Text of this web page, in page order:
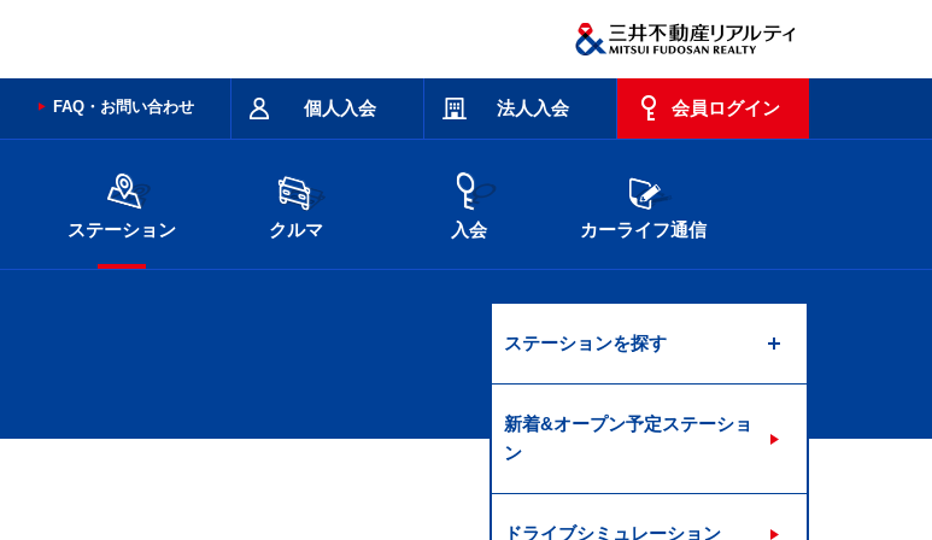
個人入会 法人入会 会員ログイン
FAQ・お問い合わせ
ステーション クルマ 入会 カーライフ通信
ステーションを探す
新着&オープン予定ステーショ
ン
ドライブシミュレーション